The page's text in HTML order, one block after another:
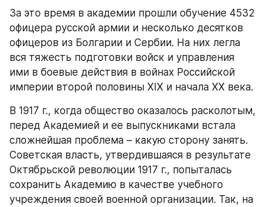
За это время в академии прошли обучение 4532
офицера русской армии и несколько десятков
офицеров из Болгарии и Сербии. На них легла
вся тяжесть подготовки войск и управления
ими в боевые действия в войнах Российской
империи второй половины XIX и начала XX века.
В 1917 г., когда общество оказалось расколотым,
перед Академией и ее выпускниками встала
сложнейшая проблема – какую сторону занять.
Советская власть, утвердившаяся в результате
Октябрьской революции 1917 г., попыталась
сохранить Академию в качестве учебного
учреждения своей военной организации. Так, на